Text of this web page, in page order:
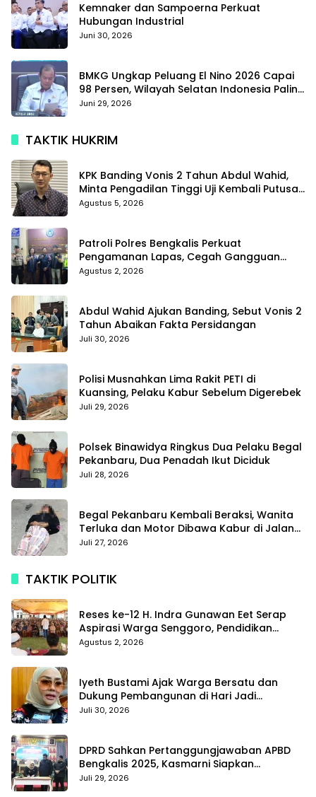
Kemnaker dan Sampoerna Perkuat
Hubungan Industrial
Juni 30, 2026
BMKG Ungkap Peluang El Nino 2026 Capai
98 Persen, Wilayah Selatan Indonesia Paling
Terdampak
Juni 29, 2026
TAKTIK HUKRIM
KPK Banding Vonis 2 Tahun Abdul Wahid,
Minta Pengadilan Tinggi Uji Kembali Putusan
Tipikor
Agustus 5, 2026
Patroli Polres Bengkalis Perkuat
Pengamanan Lapas, Cegah Gangguan
Kamtib Sejak Dini
Agustus 2, 2026
Abdul Wahid Ajukan Banding, Sebut Vonis 2
Tahun Abaikan Fakta Persidangan
Juli 30, 2026
Polisi Musnahkan Lima Rakit PETI di
Kuansing, Pelaku Kabur Sebelum Digerebek
Juli 29, 2026
Polsek Binawidya Ringkus Dua Pelaku Begal
Pekanbaru, Dua Penadah Ikut Diciduk
Juli 28, 2026
Begal Pekanbaru Kembali Beraksi, Wanita
Terluka dan Motor Dibawa Kabur di Jalan
Teropong
Juli 27, 2026
TAKTIK POLITIK
Reses ke-12 H. Indra Gunawan Eet Serap
Aspirasi Warga Senggoro, Pendidikan
hingga BPJS Jadi Sorotan
Agustus 2, 2026
Iyeth Bustami Ajak Warga Bersatu dan
Dukung Pembangunan di Hari Jadi
Bengkalis ke-514
Juli 30, 2026
DPRD Sahkan Pertanggungjawaban APBD
Bengkalis 2025, Kasmarni Siapkan
Pemanfaatan SiLPA
Juli 29, 2026